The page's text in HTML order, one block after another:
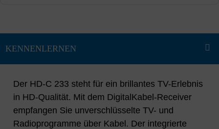
Der HD-C 233 steht für ein brillantes TV-Erlebnis
in HD-Qualität. Mit dem DigitalKabel-Receiver
empfangen Sie unverschlüsselte TV- und
Radioprogramme über Kabel. Der integrierte